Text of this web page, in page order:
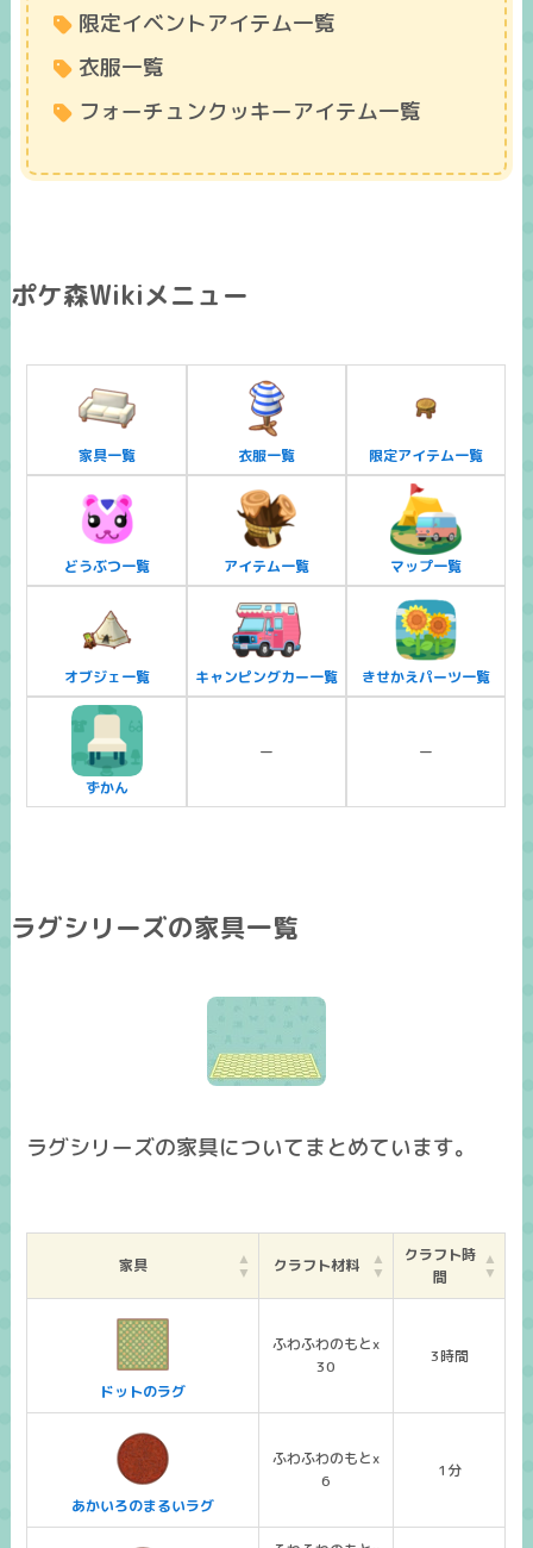
限定イベントアイテム一覧
衣服一覧
フォーチュンクッキーアイテム一覧
ポケ森Wikiメニュー
家具一覧 衣服一覧 限定アイテム一覧
どうぶつ一覧 アイテム一覧 マップ一覧
オブジェ一覧 キャンピングカー一覧 きせかえパーツ一覧
ずかん
ー ー
ラグシリーズの家具一覧
ラグシリーズの家具についてまとめています。
家具 クラフト材料
クラフト時
間
ドットのラグ
ふわふわのもとx
30
3時間
あかいろのまるいラグ
ふわふわのもとx
6
1分